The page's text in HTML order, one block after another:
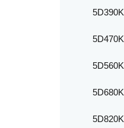
5D390K
5D470K
5D560K
5D680K
5D820K